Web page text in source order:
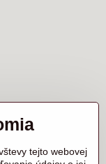
tejto webovej